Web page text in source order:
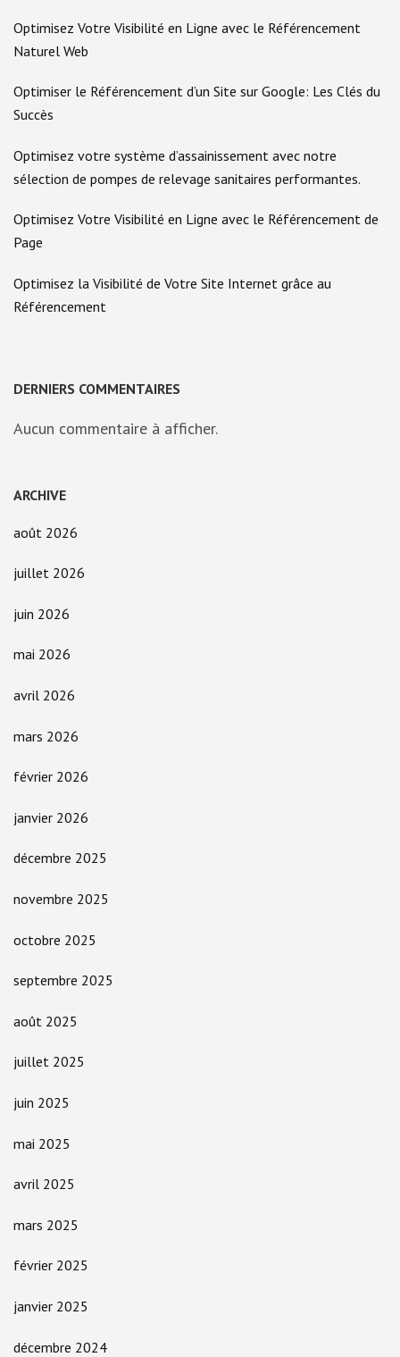
Optimisez Votre Visibilité en Ligne avec le Référencement
Naturel Web
Optimiser le Référencement d’un Site sur Google: Les Clés du
Succès
Optimisez votre système d’assainissement avec notre
sélection de pompes de relevage sanitaires performantes.
Optimisez Votre Visibilité en Ligne avec le Référencement de
Page
Optimisez la Visibilité de Votre Site Internet grâce au
Référencement
DERNIERS COMMENTAIRES
Aucun commentaire à afficher.
ARCHIVE
août 2026
juillet 2026
juin 2026
mai 2026
avril 2026
mars 2026
février 2026
janvier 2026
décembre 2025
novembre 2025
octobre 2025
septembre 2025
août 2025
juillet 2025
juin 2025
mai 2025
avril 2025
mars 2025
février 2025
janvier 2025
décembre 2024